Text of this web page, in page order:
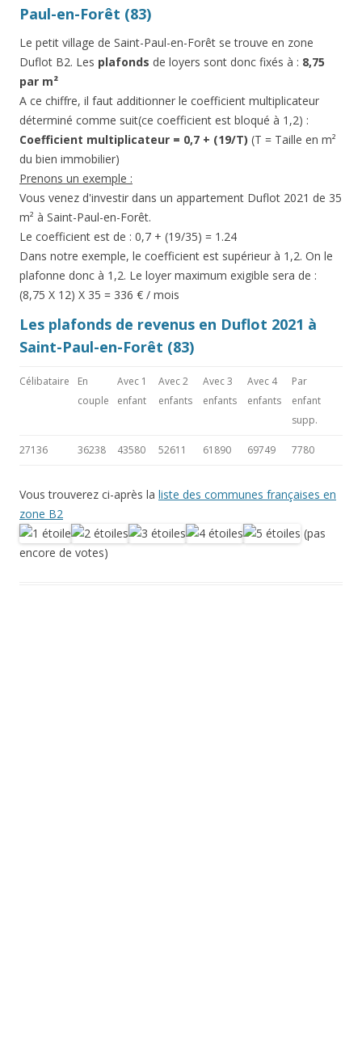
Paul-en-Forêt (83)
Le petit village de Saint-Paul-en-Forêt se trouve en zone
Duflot B2. Les plafonds de loyers sont donc fixés à : 8,75
par m²
A ce chiffre, il faut additionner le coefficient multiplicateur
déterminé comme suit(ce coefficient est bloqué à 1,2) :
Coefficient multiplicateur = 0,7 + (19/T) (T = Taille en m²
du bien immobilier)
Prenons un exemple :
Vous venez d'investir dans un appartement Duflot 2021 de 35
m² à Saint-Paul-en-Forêt.
Le coefficient est de : 0,7 + (19/35) = 1.24
Dans notre exemple, le coefficient est supérieur à 1,2. On le
plafonne donc à 1,2. Le loyer maximum exigible sera de :
(8,75 X 12) X 35 = 336 € / mois
Les plafonds de revenus en Duflot 2021 à
Saint-Paul-en-Forêt (83)
Célibataire
En
couple
Avec 1
enfant
Avec 2
enfants
Avec 3
enfants
Avec 4
enfants
Par
enfant
supp.
27136 36238 43580 52611 61890 69749 7780
Vous trouverez ci-après la liste des communes françaises en
zone B2
(pas
encore de votes)